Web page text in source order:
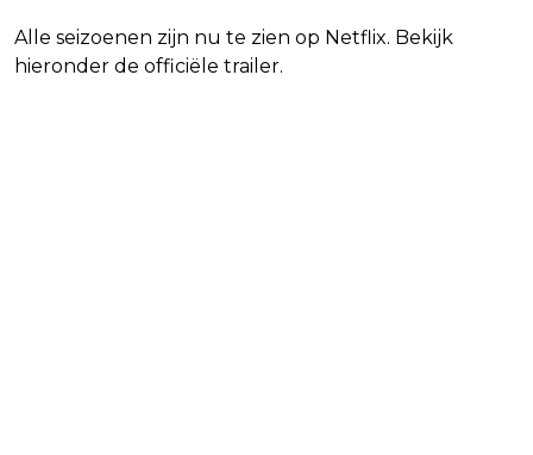
Alle seizoenen zijn nu te zien op Netflix. Bekijk
hieronder de officiële trailer.